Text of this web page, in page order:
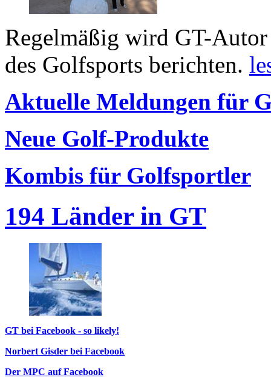
Regelmäßig wird GT-
des Golfsports berichten.
Aktuelle Meldungen für
Neue Golf-Produkte
Kombis für Golfsportler
194 Länder in GT
GT bei Facebook - so likely!
Norbert Gisder bei Facebook
Der MPC auf Facebook